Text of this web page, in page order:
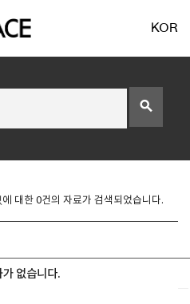
그인
KOR
search
한 0건의 자료가 검색되었습니다.
가 없습니다.